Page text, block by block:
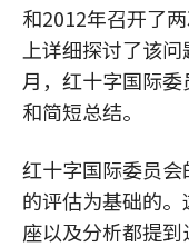
和2012年召开了
上详细探讨了该
月，红十字国际
和简短总结。
红十字国际委员
的评估为基础的
座以及分析都提